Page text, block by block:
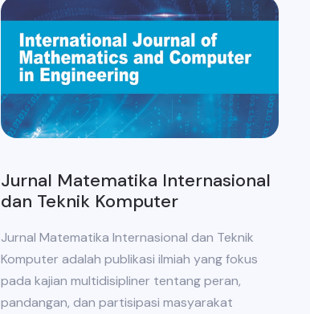
Jurnal Matematika Internasional
dan Teknik Komputer
Jurnal Matematika Internasional dan Teknik
Komputer adalah publikasi ilmiah yang fokus
pada kajian multidisipliner tentang peran,
pandangan, dan partisipasi masyarakat